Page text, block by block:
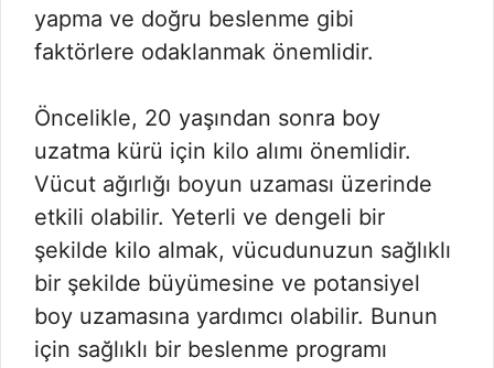
yapma ve doğru beslenme gibi
faktörlere odaklanmak önemlidir.
Öncelikle, 20 yaşından sonra boy
uzatma kürü için kilo alımı önemlidir.
Vücut ağırlığı boyun uzaması üzerinde
etkili olabilir. Yeterli ve dengeli bir
şekilde kilo almak, vücudunuzun sağlıklı
bir şekilde büyümesine ve potansiyel
boy uzamasına yardımcı olabilir. Bunun
için sağlıklı bir beslenme programı